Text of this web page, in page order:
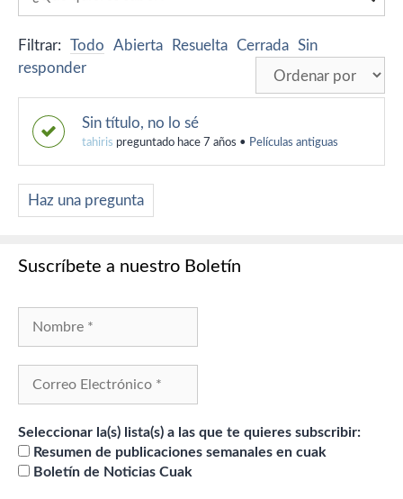
Filtrar: Todo Abierta Resuelta Cerrada Sin
responder
Sin título, no lo sé
tahiris preguntado hace 7 años • Películas antiguas
Haz una pregunta
Suscríbete a nuestro Boletín
Seleccionar la(s) lista(s) a las que te quieres subscribir:
Resumen de publicaciones semanales en cuak
Boletín de Noticias Cuak